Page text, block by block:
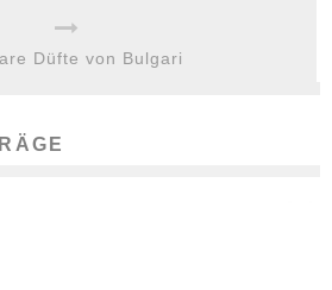
Düfte von Bulgari